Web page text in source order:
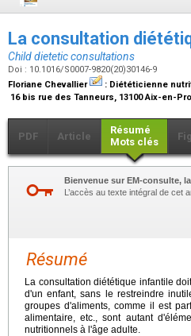
La consultation
Child dietetic consultations
Doi : 10.1016/S0007-9820(20)30146-9
Floriane Chevallier
: Diététicienne
16 bis rue des Tanneurs, 13100 Aix-en-
PDF Article
Résumé
Mots clés
Bienvenue sur EM-consulte,
L’accès au texte intégral de cet
Résumé
La consultation diététique infantile
d'un enfant, sans le restreindre
groupes d'aliments, comme il est
alimentaire, etc., sont autant
nutritionnels à l'âge adulte.